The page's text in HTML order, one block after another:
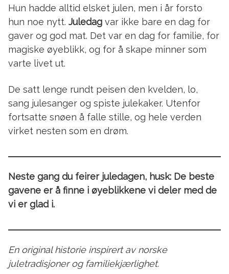
Hun hadde alltid elsket julen, men i år forsto
hun noe nytt. Juledag var ikke bare en dag for
gaver og god mat. Det var en dag for familie, for
magiske øyeblikk, og for å skape minner som
varte livet ut.
De satt lenge rundt peisen den kvelden, lo,
sang julesanger og spiste julekaker. Utenfor
fortsatte snøen å falle stille, og hele verden
virket nesten som en drøm.
Neste gang du feirer juledagen, husk: De beste
gavene er å finne i øyeblikkene vi deler med de
vi er glad i.
En original historie inspirert av norske
juletradisjoner og familiekjærlighet.